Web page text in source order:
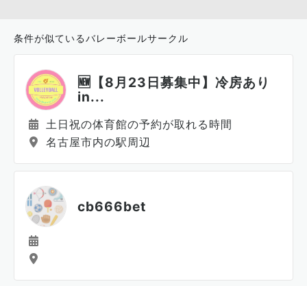
条件が似ているバレーボールサークル
🆕【8月23日募集中】冷房あり
in...
土日祝の体育館の予約が取れる時間
名古屋市内の駅周辺
cb666bet